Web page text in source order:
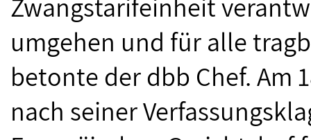
Zwangstarifeinheit
umgehen und für alle
betonte der dbb Chef. Am
nach seiner